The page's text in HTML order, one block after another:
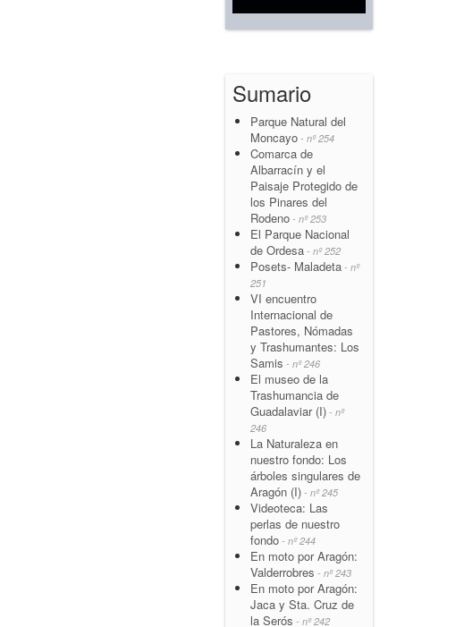
Sumario
Parque Natural del
Moncayo - nº 254
Comarca de
Albarracín y el
Paisaje Protegido de
los Pinares del
Rodeno - nº 253
El Parque Nacional
de Ordesa - nº 252
Posets- Maladeta - nº
251
VI encuentro
Internacional de
Pastores, Nómadas
y Trashumantes: Los
Samis - nº 246
El museo de la
Trashumancia de
Guadalaviar (I) - nº
246
La Naturaleza en
nuestro fondo: Los
árboles singulares de
Aragón (I) - nº 245
Videoteca: Las
perlas de nuestro
fondo - nº 244
En moto por Aragón:
Valderrobres - nº 243
En moto por Aragón:
Jaca y Sta. Cruz de
la Serós - nº 242